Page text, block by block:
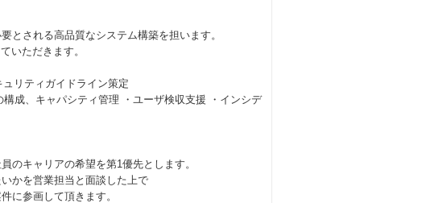
とされる高品質なシステム構築を担います。
いただきます。
リティガイドライン策定
成、キャパシティ管理 ・ユーザ検収支援 ・インシデ
のキャリアの希望を第1優先とします。
かを営業担当と面談した上で
に参画して頂きます。